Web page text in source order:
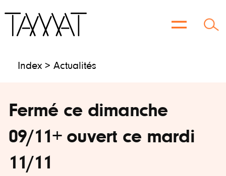
Aller
Index > Actualités
Fermé ce dimanche
09/11+ ouvert ce mardi
11/11